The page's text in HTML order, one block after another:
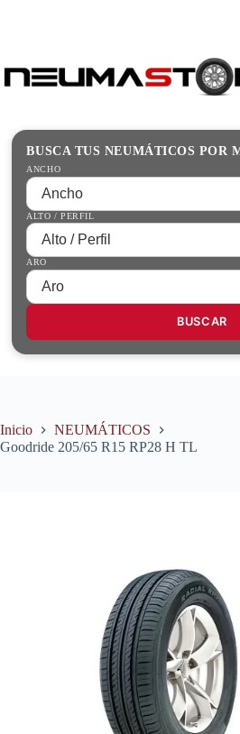
productosInicio
Guías Prácticas
Tienda
BUSCA TUS NEUMÁTICOS POR
ANCHO
ALTO / PERFIL
ARO
BUSCAR
Inicio
NEUMÁTICOS
Goodride 205/65 R15 RP28 H TL